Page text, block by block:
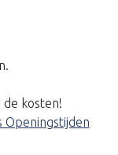
kosten!
Openingstijden